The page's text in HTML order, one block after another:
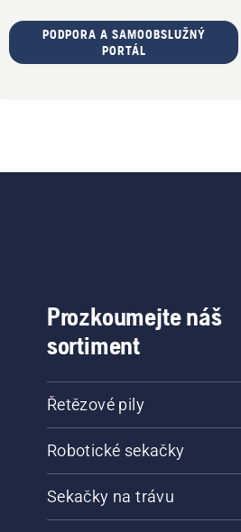
PODPORA A SAMOOBSLUŽNÝ
PORTÁL
Prozkoumejte náš
sortiment
Řetězové pily
Robotické sekačky
Sekačky na trávu